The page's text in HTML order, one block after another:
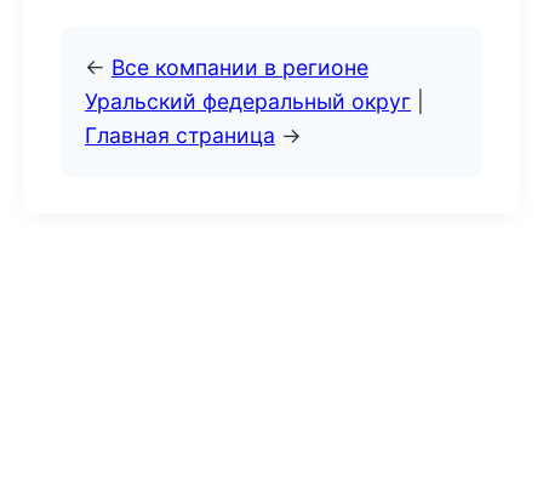
← Все компании в регионе
Уральский федеральный округ
Главная страница →